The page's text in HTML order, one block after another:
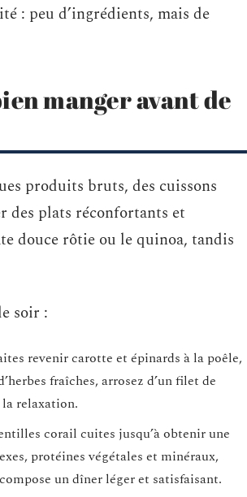
: peu d’ingrédients, mais de
manger avant de
produits bruts, des cuissons
des plats réconfortants et
douce rôtie ou le quinoa, tandis
soir :
revenir carotte et épinards à la poêle,
fraîches, arrosez d’un filet de
relaxation.
corail cuites jusqu’à obtenir une
protéines végétales et minéraux,
un dîner léger et satisfaisant.